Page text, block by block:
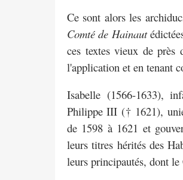
Ce sont alors les
Comté de Hainaut
ces textes vieux de
l'application et en tenant
Isabelle (1566-1633),
Philippe III († 1621),
de 1598 à 1621 et
leurs titres hérités des
leurs principautés, dont le